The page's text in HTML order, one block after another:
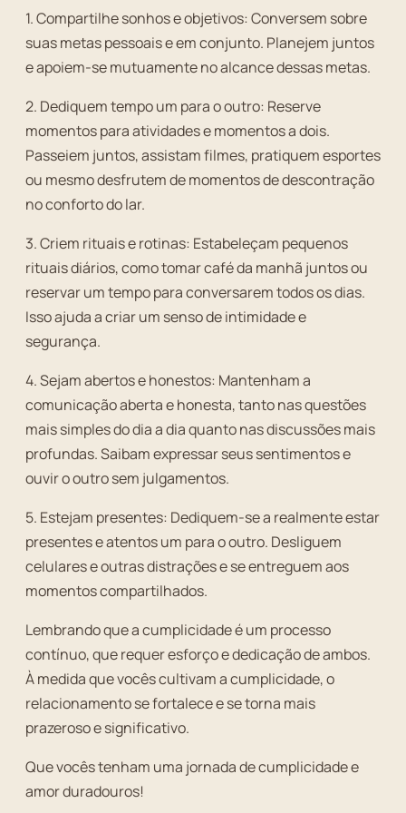
1. Compartilhe sonhos e objetivos: Conversem sobre
suas metas pessoais e em conjunto. Planejem juntos
e apoiem-se mutuamente no alcance dessas metas.
2. Dediquem tempo um para o outro: Reserve
momentos para atividades e momentos a dois.
Passeiem juntos, assistam filmes, pratiquem esportes
ou mesmo desfrutem de momentos de descontração
no conforto do lar.
3. Criem rituais e rotinas: Estabeleçam pequenos
rituais diários, como tomar café da manhã juntos ou
reservar um tempo para conversarem todos os dias.
Isso ajuda a criar um senso de intimidade e
segurança.
4. Sejam abertos e honestos: Mantenham a
comunicação aberta e honesta, tanto nas questões
mais simples do dia a dia quanto nas discussões mais
profundas. Saibam expressar seus sentimentos e
ouvir o outro sem julgamentos.
5. Estejam presentes: Dediquem-se a realmente estar
presentes e atentos um para o outro. Desliguem
celulares e outras distrações e se entreguem aos
momentos compartilhados.
Lembrando que a cumplicidade é um processo
contínuo, que requer esforço e dedicação de ambos.
À medida que vocês cultivam a cumplicidade, o
relacionamento se fortalece e se torna mais
prazeroso e significativo.
Que vocês tenham uma jornada de cumplicidade e
amor duradouros!